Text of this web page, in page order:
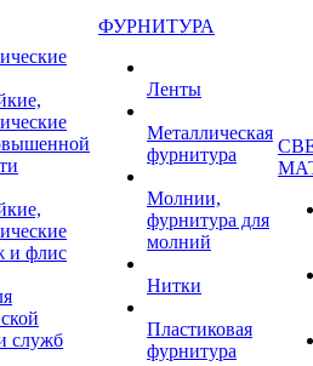
и флис
служб
ФУРНИТУРА
Ленты
Металлическая
фурнитура
Молнии,
фурнитура для
молний
Нитки
Пластиковая
фурнитура